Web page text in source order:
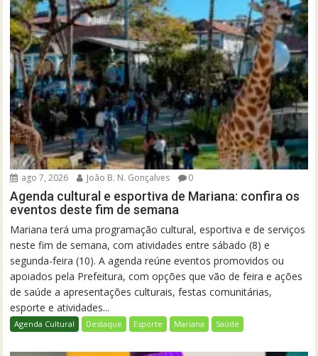
ago 7, 2026 João B. N. Gonçalves 0
Agenda cultural e esportiva de Mariana: confira os
eventos deste fim de semana
Mariana terá uma programação cultural, esportiva e de serviços
neste fim de semana, com atividades entre sábado (8) e
segunda-feira (10). A agenda reúne eventos promovidos ou
apoiados pela Prefeitura, com opções que vão de feira e ações
de saúde a apresentações culturais, festas comunitárias,
esporte e atividades...
Agenda Cultural Destaque Esporte Mariana Saúde